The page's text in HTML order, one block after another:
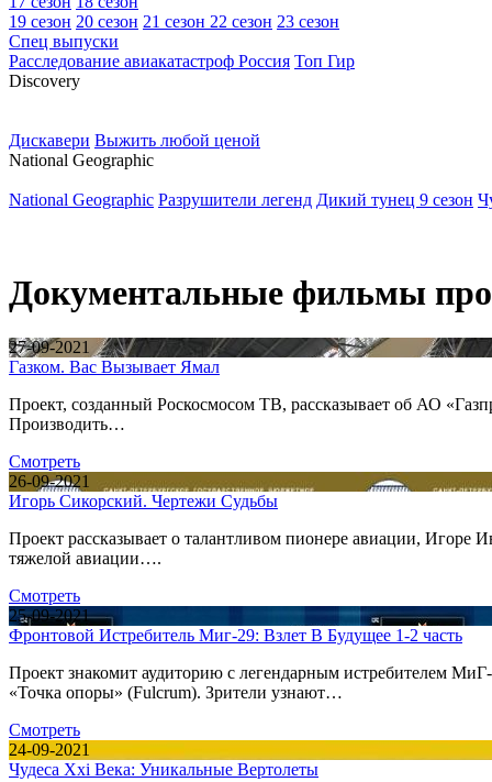
19 сезон 20 сезон 21 сезон 22 сезон 23 сезон
Спец выпуски
Расследование авиакатастроф Россия Топ Гир
Discovery
Дискавери Выжить любой ценой
National Geographic
National Geographic Разрушители легенд Дикий тунец 9 сезон
Документальные фильмы
27-09-2021
Газком. Вас Вызывает Ямал
Проект, созданный Роскосмосом ТВ, рассказывает об АО
Производить…
Смотреть
26-09-2021
Игорь Сикорский. Чертежи Судьбы
Проект рассказывает о талантливом пионере авиации,
тяжелой авиации….
Смотреть
25-09-2021
Фронтовой Истребитель Миг-29: Взлет В Будущее 1-2 часть
Проект знакомит аудиторию с легендарным истребителем
«Точка опоры» (Fulcrum). Зрители узнают…
Смотреть
24-09-2021
Чудеса Xxi Века: Уникальные Вертолеты